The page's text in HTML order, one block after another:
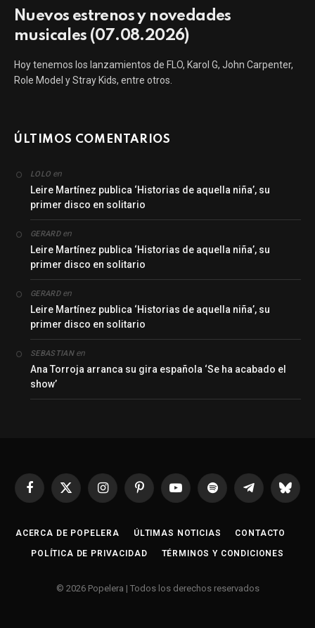
Nuevos estrenos y novedades
musicales (07.08.2026)
Hoy tenemos los lanzamientos de FLO, Karol G, John Carpenter,
Role Model y Stray Kids, entre otros.
ÚLTIMOS COMENTARIOS
LOLO en
Leire Martínez publica ‘Historias de aquella niña’, su
primer disco en solitario
GERARDen
Leire Martínez publica ‘Historias de aquella niña’, su
primer disco en solitario
GERARDen
Leire Martínez publica ‘Historias de aquella niña’, su
primer disco en solitario
SEBASTIANen
Ana Torroja arranca su gira española ‘Se ha acabado el
show’
Facebook
X
InstagramPinterestYouTubeSpotify Telegrama
ACERCA DE POPELERA ÚLTIMAS NOTICIAS CONTACTO
POLÍTICA DE PRIVACIDAD TÉRMINOS Y CONDICIONES
© 2026 Popelera | Todos los derechos reservados